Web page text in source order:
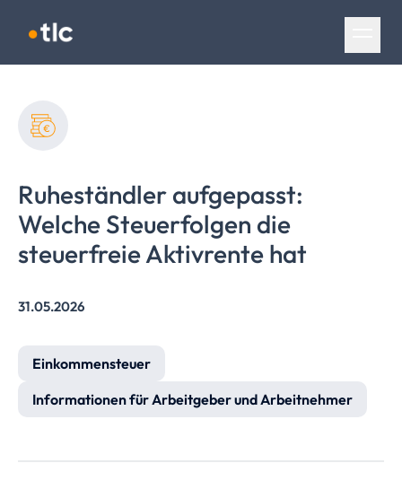
Navigation überspringen
Ruheständler aufgepasst:
Welche Steuerfolgen die
steuerfreie Aktivrente hat
31.05.2026
Einkommensteuer
Informationen für Arbeitgeber und Arbeitnehmer